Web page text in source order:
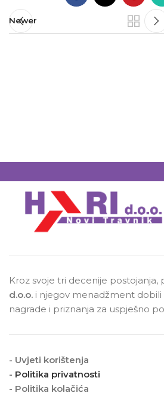
Newer
Kroz svoje tri decenije postojanja,
d.o.o. i njegov menadžment dobili
nagrade i priznanja za uspješno
- Uvjeti korištenja
- Politika privatnosti
- Politika kolačića